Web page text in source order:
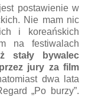
postawienie w
Nie mam nic
i koreańskich
na festiwalach
stały bywalec
jury za film
dwa lata
„Po burzy”.